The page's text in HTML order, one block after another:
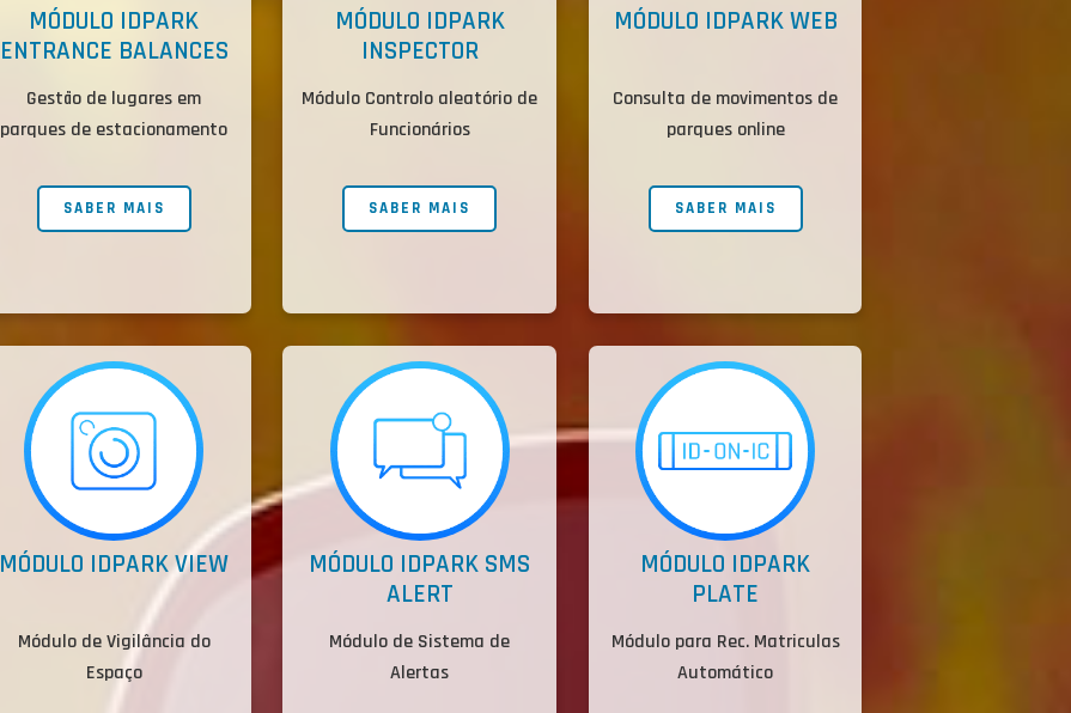
MÓDULO IDPARK
ENTRANCE BALANCES
Gestão de lugares em
parques de estacionamento
SABER MAIS
MÓDULO IDPARK
INSPECTOR
Módulo Controlo aleatório de
Funcionários
SABER MAIS
MÓDULO IDPARK WEB
Consulta de movimentos de
parques online
SABER MAIS
MÓDULO IDPARK VIEW
Módulo de Vigilância do
Espaço
MÓDULO IDPARK SMS
ALERT
Módulo de Sistema de
Alertas
MÓDULO IDPARK
PLATE
Módulo para Rec. Matriculas
Automático